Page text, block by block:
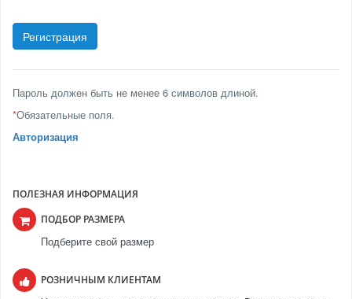
Пароль должен быть не менее 6 символов длиной.
*Обязательные поля.
Авторизация
ПОЛЕЗНАЯ ИНФОРМАЦИЯ
ПОДБОР РАЗМЕРА
Подберите свой размер
РОЗНИЧНЫМ КЛИЕНТАМ